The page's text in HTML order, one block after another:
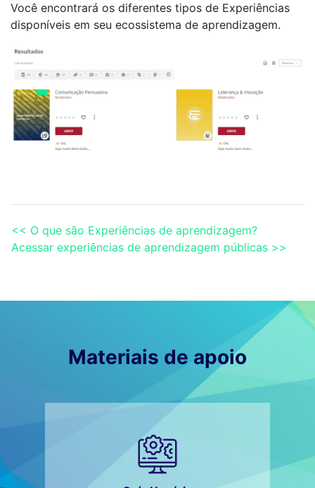
Você encontrará os diferentes tipos de Experiências
disponíveis em seu ecossistema de aprendizagem.
<< O que são Experiências de aprendizagem?
Acessar experiências de aprendizagem públicas >>
Materiais de apoio